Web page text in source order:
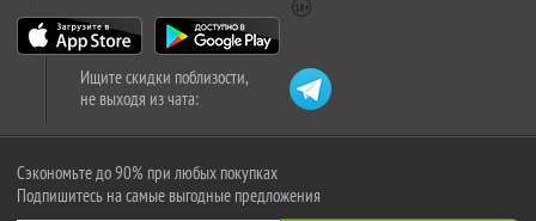
Ищите скидки поблизости,
не выходя из чата:
Сэкономьте до 90% при любых покупках
Подпишитесь на самые выгодные предложения